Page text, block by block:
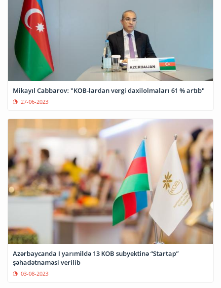
Mikayıl Cabbarov: "KOB-lardan vergi daxilolmaları 61 % artıb"
27-06-2023
Azərbaycanda I yarımildə 13 KOB subyektinə “Startap”
şəhadətnaməsi verilib
03-08-2023